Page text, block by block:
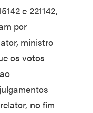
e 221142,
por
ministro
os votos
no fim